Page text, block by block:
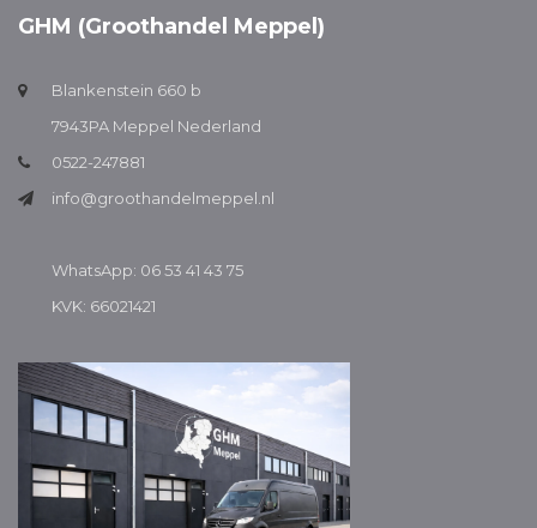
GHM (Groothandel Meppel)
Blankenstein 660 b
7943PA Meppel Nederland
0522-247881
info@groothandelmeppel.nl
WhatsApp: 06 53 41 43 75
KVK: 66021421